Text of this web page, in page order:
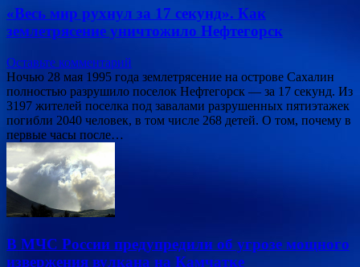
«Весь мир рухнул за 17 секунд». Как
землетрясение уничтожило Нефтегорск
Оставьте комментарий
Ночью 28 мая 1995 года землетрясение на острове Сахалин
полностью разрушило поселок Нефтегорск — за 17 секунд. Из
3197 жителей поселка под завалами разрушенных пятиэтажек
погибли 2040 человек, в том числе 268 детей. О том, почему в
первые часы после…
В МЧС России предупредили об угрозе мощного
извержения вулкана на Камчатке